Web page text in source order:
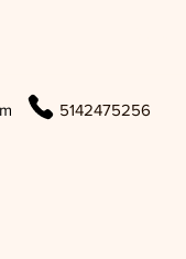
5142475256